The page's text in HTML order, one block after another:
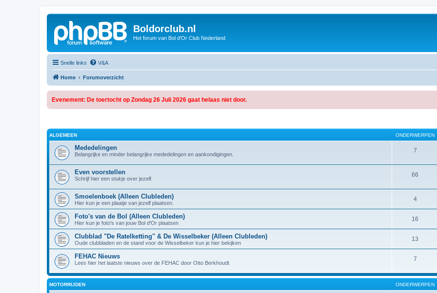
Boldorclub.nl
Het forum van Bol d'Or Club Nederland
Snelle links V&A
Home Forumoverzicht
Evenement: De toertocht op Zondag 26 Juli 2026 gaat helaas niet door.
ALGEMEEN ONDERWERPEN
Mededelingen
Belangrijke en minder belangrijke mededelingen en aankondigingen.
7
Even voorstellen
Schrijf hier een stukje over jezelf.
66
Smoelenboek (Alleen Clubleden)
Hier kun je een plaatje van jezelf plaatsen.
4
Foto's van de Bol (Alleen Clubleden)
Hier kun je foto's van jouw Bol d'Or plaatsen
16
Clubblad "De Ratelketting" & De Wisselbeker (Alleen Clubleden)
Oude clubbladen en de stand voor de Wisselbeker kun je hier bekijken
13
FEHAC Nieuws
Lees hier het laatste nieuws over de FEHAC door Otto Berkhoudt
7
MOTORRIJDEN ONDERWERPEN